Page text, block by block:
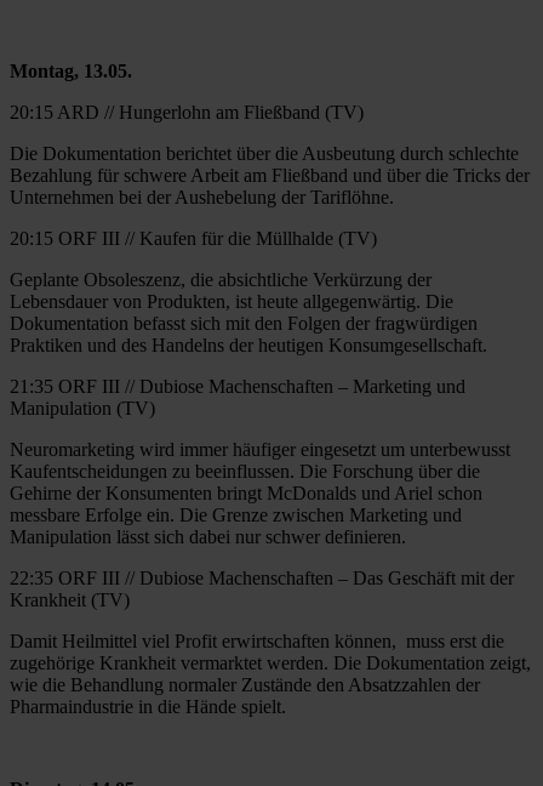
Montag, 13.05.
20:15 ARD // Hungerlohn am Fließband (TV)
Die Dokumentation berichtet über die Ausbeutung durch schlechte
Bezahlung für schwere Arbeit am Fließband und über die Tricks der
Unternehmen bei der Aushebelung der Tariflöhne.
20:15 ORF III // Kaufen für die Müllhalde (TV)
Geplante Obsoleszenz, die absichtliche Verkürzung der
Lebensdauer von Produkten, ist heute allgegenwärtig. Die
Dokumentation befasst sich mit den Folgen der fragwürdigen
Praktiken und des Handelns der heutigen Konsumgesellschaft.
21:35 ORF III // Dubiose Machenschaften – Marketing und
Manipulation (TV)
Neuromarketing wird immer häufiger eingesetzt um unterbewusst
Kaufentscheidungen zu beeinflussen. Die Forschung über die
Gehirne der Konsumenten bringt McDonalds und Ariel schon
messbare Erfolge ein. Die Grenze zwischen Marketing und
Manipulation lässt sich dabei nur schwer definieren.
22:35 ORF III // Dubiose Machenschaften – Das Geschäft mit der
Krankheit (TV)
Damit Heilmittel viel Profit erwirtschaften können, muss erst die
zugehörige Krankheit vermarktet werden. Die Dokumentation zeigt,
wie die Behandlung normaler Zustände den Absatzzahlen der
Pharmaindustrie in die Hände spielt.